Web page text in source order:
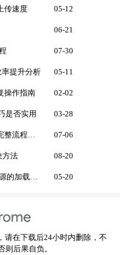
传速度 05-12
06-21
07-30
提升分析 05-11
操作指南 02-02
是否实用 03-28
07-06
方法 08-20
05-20
请在下载后24小时内删除，不
则后果自负。